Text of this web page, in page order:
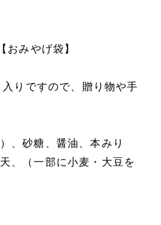
みやげ袋】
りですので、贈り物や手
、砂糖、醤油、本みり
、（一部に小麦・大豆を